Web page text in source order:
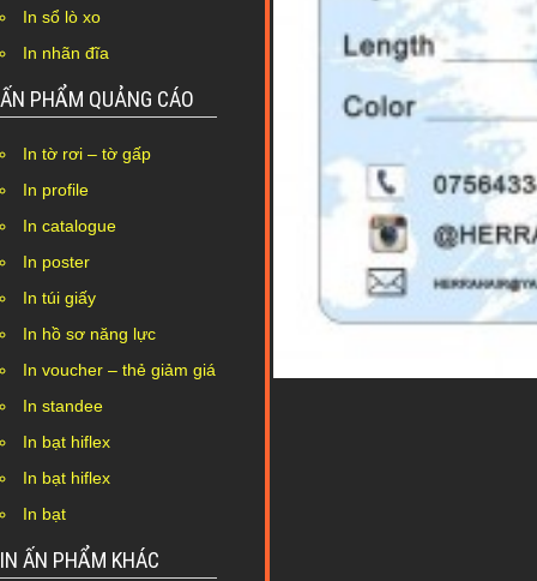
In sổ lò xo
In nhãn đĩa
ẤN PHẨM QUẢNG CÁO
In tờ rơi – tờ gấp
In profile
In catalogue
In poster
In túi giấy
In hồ sơ năng lực
In voucher – thẻ giảm giá
In standee
In bạt hiflex
In bạt hiflex
In bạt
IN ẤN PHẨM KHÁC